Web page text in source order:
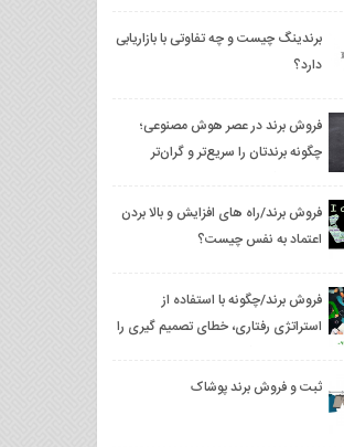
برندینگ چیست و چه تفاوتی با بازاریابی
دارد؟
فروش برند در عصر هوش مصنوعی؛
چگونه برندتان را سریع‌تر و گران‌تر
فروش برند/راه های افزایش و بالا بردن
اعتماد به نفس چیست؟
فروش برند/چگونه با استفاده از
استراتژی رفتاری، خطای تصمیم گیری را
ثبت و فروش برند پوشاک